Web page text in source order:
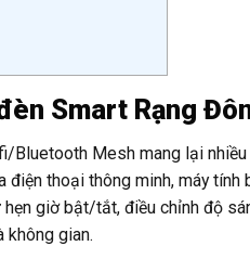
Smart Rạng
Bluetooth Mesh mang lại
điện thoại thông minh, máy
giờ bật/tắt, điều chỉnh độ
không gian.